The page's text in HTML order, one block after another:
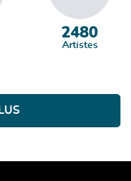
2480
Artistes